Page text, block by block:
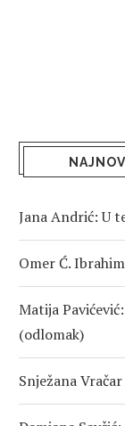
Jana Andrić: U
Omer Ć.
Matija
(odlomak)
Snježana